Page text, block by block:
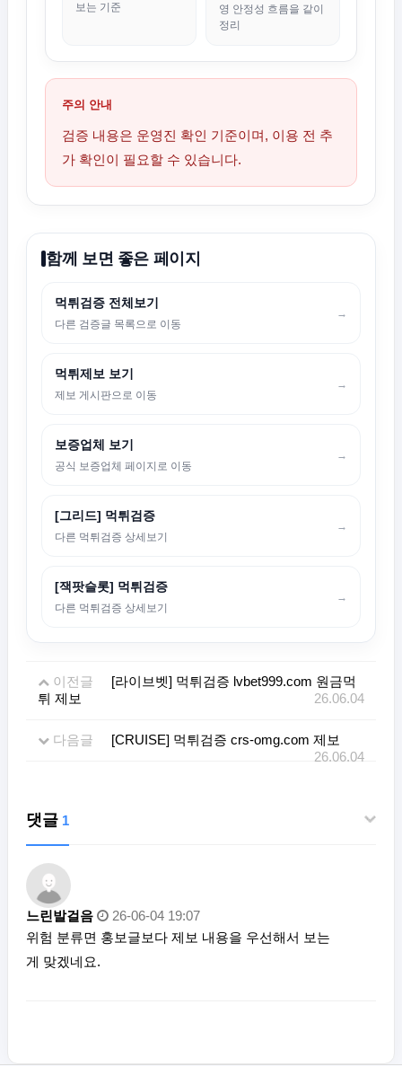
보는 기준
영 안정성 흐름을 같이
정리
주의 안내
검증 내용은 운영진 확인 기준이며, 이용 전 추
가 확인이 필요할 수 있습니다.
함께 보면 좋은 페이지
먹튀검증 전체보기
다른 검증글 목록으로 이동
→
먹튀제보 보기
제보 게시판으로 이동
→
보증업체 보기
공식 보증업체 페이지로 이동
→
[그리드] 먹튀검증
다른 먹튀검증 상세보기
→
[잭팟슬롯] 먹튀검증
다른 먹튀검증 상세보기
→
이전글
[라이브벳] 먹튀검증 lvbet999.com 원금먹
튀 제보
26.06.04
다음글
[CRUISE] 먹튀검증 crs-omg.com 제보
26.06.04
댓글 1
느린발걸음
26-06-04 19:07
위험 분류면 홍보글보다 제보 내용을 우선해서 보는
게 맞겠네요.